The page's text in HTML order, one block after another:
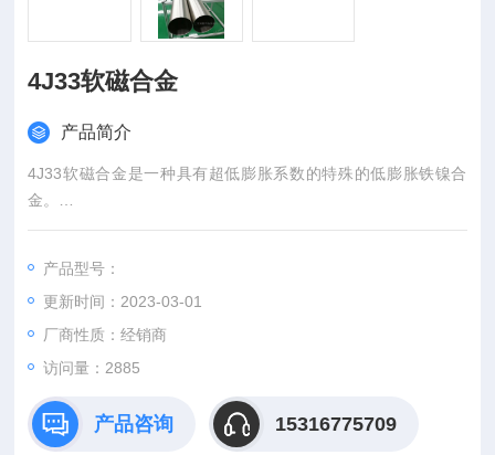
4J33软磁合金
产品简介
4J33软磁合金是一种具有超低膨胀系数的特殊的低膨胀铁镍合
金。
其中对碳、锰成分的控制非常重要。冷变形能降低热膨胀系数，
空气中4J36具有抗腐蚀性。在其他恶劣环境中，如潮湿空气中，
有可能会发生腐蚀（生锈）。
产品型号：
更新时间：2023-03-01
厂商性质：经销商
访问量：2885
产品咨询 15316775709